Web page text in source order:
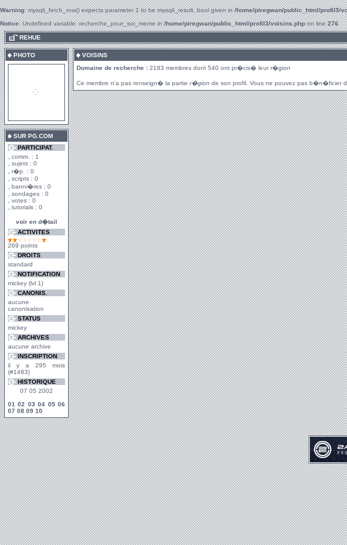
Warning: mysqli_fetch_row() expects parameter 1 to be mysqli_result, bool given in/home/piregwan/public_html/profil3/
Notice: Undefined variable: recherche_pour_soi_meme in/home/piregwan/public_html/profil3/voisins.phpon line276
REHUE
PHOTO
SUR PG.COM
PARTICIPAT.
comm. : 1
sujets : 0
r�p. : 0
scripts : 0
banni�res : 0
sondages : 0
votes : 0
tutorials : 0
voir en d�tail
ACTIVITES
269 points
DROITS
standard
NOTIFICATION
mickey (lvl 1)
CANONIS.
aucune
canonisation
STATUS
mickey
ARCHIVES
aucune archive
INSCRIPTION
il y a 295 mois
(#1483)
HISTORIQUE
07 05 2002
01 02 03 04 05 06
07 08 09 10
VOISINS
Domaine de recherche : 2183 membres dont 540 ont pr�cis� leur r�gion
Ce membre n'a pas renseign� la partie r�gion de son profil. Vous ne pouvez pas b�n�ficier